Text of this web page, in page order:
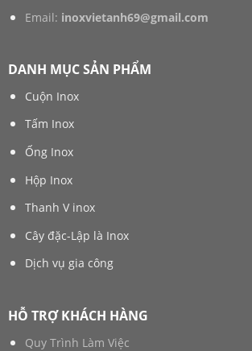
Email: inoxvietanh69@gmail.com
DANH MỤC SẢN PHẨM
Cuộn Inox
Tấm Inox
Ống Inox
Hộp Inox
Thanh V inox
Cây đặc-Lập là Inox
Dịch vụ gia công
HỖ TRỢ KHÁCH HÀNG
Quy Trình Làm Việc